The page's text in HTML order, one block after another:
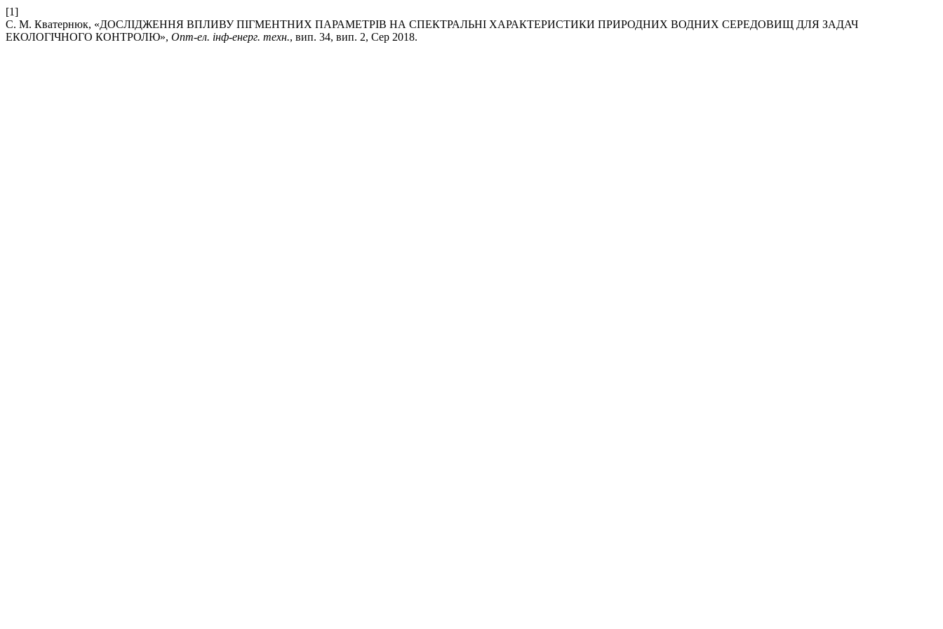
[1]
С. М. Кватернюк, «ДОСЛІДЖЕННЯ ВПЛИВУ ПІГМЕНТНИХ ПАРАМЕТРІВ НА СПЕКТРАЛЬНІ ХАРАКТЕРИСТИКИ ПРИРОДНИХ ВОДНИХ СЕРЕДОВИЩ ДЛЯ ЗАДАЧ
ЕКОЛОГІЧНОГО КОНТРОЛЮ», Опт-ел. інф-енерг. техн., вип. 34, вип. 2, Сер 2018.